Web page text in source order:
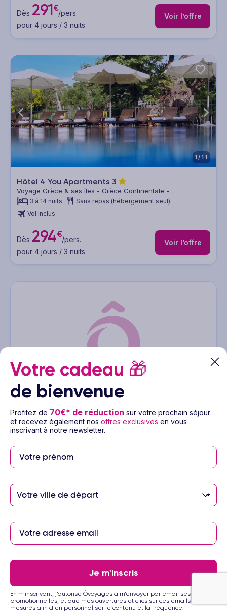
Dès 291€/pers.
pour 4 jours / 3 nuits
Voir l’offre
1/11
Hôtel 4 You Apartments 3
Voyage Grèce & ses îles - Grèce Continentale -
Thessalonique & sa région
3 à 14 nuits
Sans repas (hébergement seul)
Vol inclus
Dès 294€/pers.
pour 4 jours / 3 nuits
Voir l’offre
Hôtel Nirvana Beach
Voyage Grèce & ses îles - Rhodes
3 à 14 nuits Pension selon programme
Dès 295€/pers.
Votre cadeau 🎁
de bienvenue
Profitez de 70€* de réduction sur votre prochain séjour
et recevez également nos offres exclusives en vous
inscrivant à notre newsletter.
Votre ville de départ
Je m'inscris
En m’inscrivant, j’autorise Ôvoyages à m’envoyer par email ses offres
promotionnelles, et que mes ouvertures et clics sur ces emails soient
mesurés afin d'en personnaliser le contenu et la fréquence.